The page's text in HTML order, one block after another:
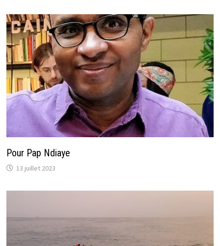
Pour Pap Ndiaye
13 juillet 2023